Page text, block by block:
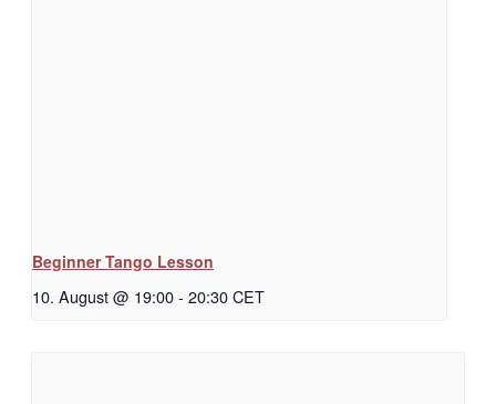
Beginner Tango Lesson
10. August @ 19:00- 20:30CET